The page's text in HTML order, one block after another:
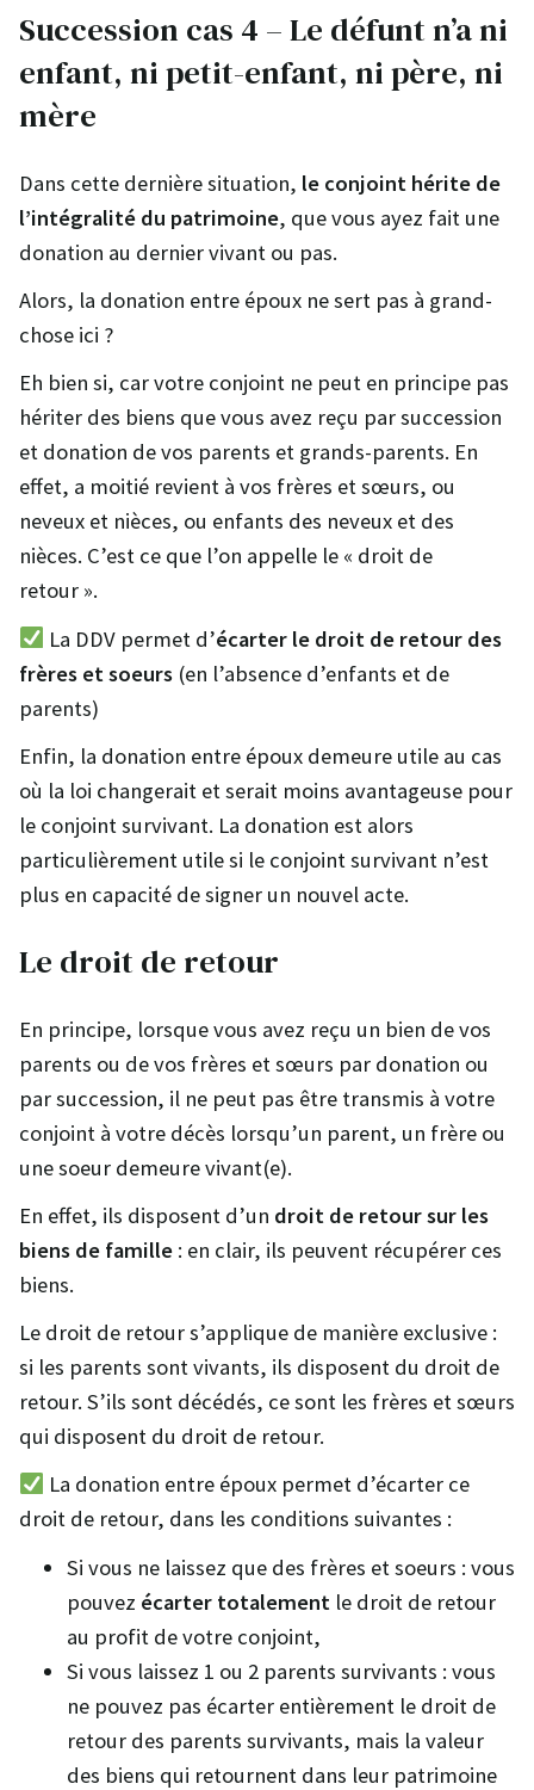
Succession cas 4 – Le défunt n’a ni
enfant, ni petit-enfant, ni père, ni
mère
Dans cette dernière situation, le conjoint hérite de
l’intégralité du patrimoine, que vous ayez fait une
donation au dernier vivant ou pas.
Alors, la donation entre époux ne sert pas à grand-
chose ici ?
Eh bien si, car votre conjoint ne peut en principe pas
hériter des biens que vous avez reçu par succession
et donation de vos parents et grands-parents. En
effet, a moitié revient à vos frères et sœurs, ou
neveux et nièces, ou enfants des neveux et des
nièces. C’est ce que l’on appelle le « droit de
retour ».
La DDV permet d’écarter le droit de retour des
frères et soeurs (en l’absence d’enfants et de
parents)
Enfin, la donation entre époux demeure utile au cas
où la loi changerait et serait moins avantageuse pour
le conjoint survivant. La donation est alors
particulièrement utile si le conjoint survivant n’est
plus en capacité de signer un nouvel acte.
Le droit de retour
En principe, lorsque vous avez reçu un bien de vos
parents ou de vos frères et sœurs par donation ou
par succession, il ne peut pas être transmis à votre
conjoint à votre décès lorsqu’un parent, un frère ou
une soeur demeure vivant(e).
En effet, ils disposent d’un droit de retour sur les
biens de famille : en clair, ils peuvent récupérer ces
biens.
Le droit de retour s’applique de manière exclusive :
si les parents sont vivants, ils disposent du droit de
retour. S’ils sont décédés, ce sont les frères et sœurs
qui disposent du droit de retour.
La donation entre époux permet d’écarter ce
droit de retour, dans les conditions suivantes :
Si vous ne laissez que des frères et soeurs : vous
pouvez écarter totalement le droit de retour
au profit de votre conjoint,
Si vous laissez 1 ou 2 parents survivants : vous
ne pouvez pas écarter entièrement le droit de
retour des parents survivants, mais la valeur
des biens qui retournent dans leur patrimoine